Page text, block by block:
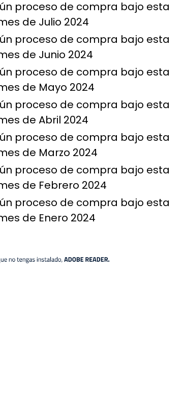
proceso de compra bajo esta
de Julio 2024
proceso de compra bajo esta
de Junio 2024
proceso de compra bajo esta
de Mayo 2024
proceso de compra bajo esta
de Abril 2024
proceso de compra bajo esta
de Marzo 2024
proceso de compra bajo esta
de Febrero 2024
proceso de compra bajo esta
de Enero 2024